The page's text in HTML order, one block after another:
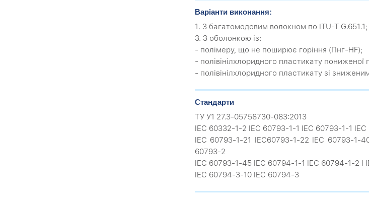
Варіанти виконання:
1. З багатомодовим волокном по ITU-T
3. З оболонкою із:
- полімеру, що не поширює горіння (Пнг-HF);
- полівінілхлоридного пластикату пониженої
- полівінілхлоридного пластикату зі
Стандарти
ТУ У1 27.3-05758730-083:2013
IEC 60332-1-2 IEC 60793-1-1 IEC 60793-1-1
IEC 60793-1-21 IEC60793-1-22 IEC 60793-1-
60793-2
IEC 60793-1-45 IEC 60794-1-1 IEC 60794-1-2 I
IEC 60794-3-10 IEC 60794-3